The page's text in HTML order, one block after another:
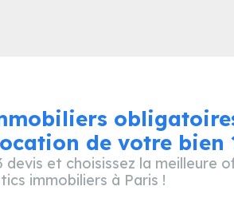
de votre bien
devis et choisissez la meilleure
immobiliers à Paris !